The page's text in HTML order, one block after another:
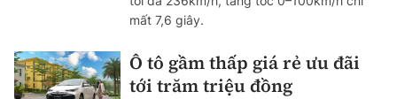
mất 7,6 giây.
Ô tô gầm thấp giá rẻ ưu đãi
tới trăm triệu đồng